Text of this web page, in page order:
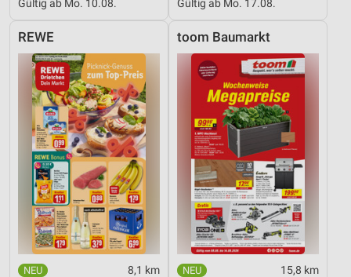
Gültig ab Mo. 10.08. Gültig ab Mo. 17.08.
REWE
8,1 km
toom Baumarkt
15,8 km
Erstellung von Profilen zur Personalisierung
personalisierter Inhalte
Messung der Werbeleistung
Messung der Performance von Inhalten
Analyse von Zielgruppen durch Statistiken oder
Kombinationen von Daten aus verschiedenen
Quellen
Entwicklung und Verbesserung der Angebote
Verwendung reduzierter Daten zur Auswahl von
Inhalten